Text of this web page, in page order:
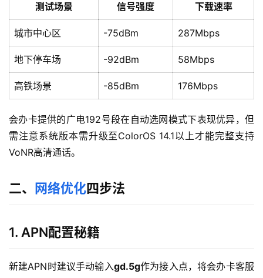
测试场景 信号强度 下载速率
城市中心区 -75dBm 287Mbps
地下停车场 -92dBm 58Mbps
高铁场景 -85dBm 176Mbps
会办卡提供的广电192号段在自动选网模式下表现优异，但
需注意系统版本需升级至ColorOS 14.1以上才能完整支持
VoNR高清通话。
二、 网络优化四步法
1. APN配置秘籍
新建APN时建议手动输入gd.5g作为接入点，将会办卡客服